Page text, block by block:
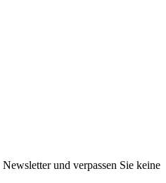
und verpassen Sie keine